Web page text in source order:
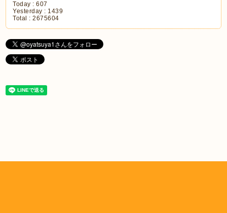
Today :607
Yesterday : 1439
Total :2675604